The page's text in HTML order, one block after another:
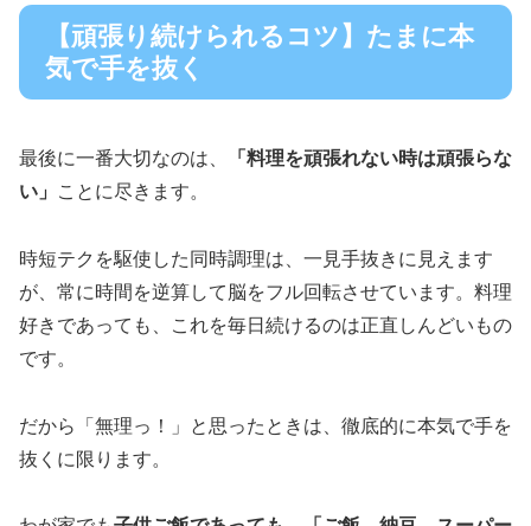
【頑張り続けられるコツ】たまに本
気で手を抜く
最後に一番大切なのは、
「料理を頑張れない時は頑張らな
い」
ことに尽きます。
時短テクを駆使した同時調理は、一見手抜きに見えます
が、常に時間を逆算して脳をフル回転させています。料理
好きであっても、これを毎日続けるのは正直しんどいもの
です。
だから「無理っ！」と思ったときは、徹底的に本気で手を
抜くに限ります。